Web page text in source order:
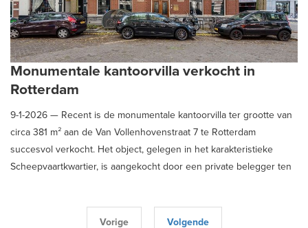
Monumentale kantoorvilla verkocht in
Rotterdam
9-1-2026 — Recent is de monumentale kantoorvilla ter grootte van
circa 381 m² aan de Van Vollenhovenstraat 7 te Rotterdam
succesvol verkocht. Het object, gelegen in het karakteristieke
Scheepvaartkwartier, is aangekocht door een private belegger ten
Vorige Volgende